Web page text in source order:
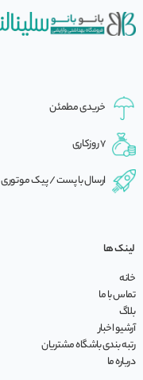
خریدی مطمئن
7 روزکاری
ارسال با پست / پیک موتوری
لینک ها
خانه
تماس با ما
بلاگ
آرشیو اخبار
رتبه بندی باشگاه مشتریان
درباره ما